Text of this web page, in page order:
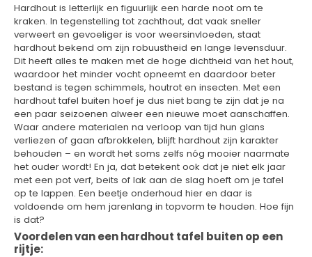
Hardhout is letterlijk en figuurlijk een harde noot om te
kraken. In tegenstelling tot zachthout, dat vaak sneller
verweert en gevoeliger is voor weersinvloeden, staat
hardhout bekend om zijn robuustheid en lange levensduur.
Dit heeft alles te maken met de hoge dichtheid van het hout,
waardoor het minder vocht opneemt en daardoor beter
bestand is tegen schimmels, houtrot en insecten. Met een
hardhout tafel buiten hoef je dus niet bang te zijn dat je na
een paar seizoenen alweer een nieuwe moet aanschaffen.
Waar andere materialen na verloop van tijd hun glans
verliezen of gaan afbrokkelen, blijft hardhout zijn karakter
behouden – en wordt het soms zelfs nóg mooier naarmate
het ouder wordt! En ja, dat betekent ook dat je niet elk jaar
met een pot verf, beits of lak aan de slag hoeft om je tafel
op te lappen. Een beetje onderhoud hier en daar is
voldoende om hem jarenlang in topvorm te houden. Hoe fijn
is dat?
Voordelen van een hardhout tafel buiten op een
rijtje: